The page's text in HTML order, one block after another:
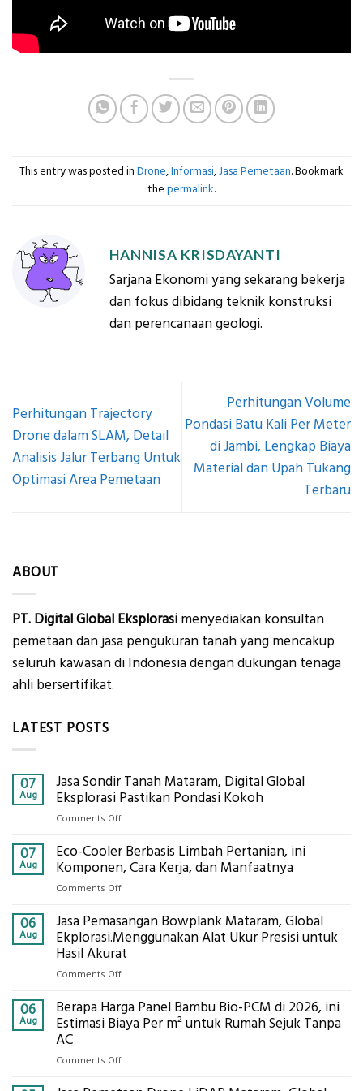
This entry was posted in Drone,Informasi,Jasa Pemetaan. Bookmark
the permalink.
HANNISA KRISDAYANTI
Sarjana Ekonomi yang sekarang bekerja
dan fokus dibidang teknik konstruksi
dan perencanaan geologi.
Perhitungan Trajectory
Drone dalam SLAM, Detail
Analisis Jalur Terbang Untuk
Optimasi Area Pemetaan
Perhitungan Volume
Pondasi Batu Kali Per Meter
di Jambi, Lengkap Biaya
Material dan Upah Tukang
Terbaru
ABOUT
PT. Digital Global Eksplorasi menyediakan konsultan
pemetaan dan jasa pengukuran tanah yang mencakup
seluruh kawasan di Indonesia dengan dukungan tenaga
ahli bersertifikat.
LATEST POSTS
07
Aug
Jasa Sondir Tanah Mataram, Digital Global
Eksplorasi Pastikan Pondasi Kokoh
Comments Offon
Sondir
Tanah
Eksplorasi
Pastikan
Pondasi
Kokoh
07
Aug
Eco-Cooler Berbasis Limbah Pertanian, ini
Komponen, Cara Kerja, dan Manfaatnya
Comments Offon
Cooler
Berbasis
Limbah
Cara
Kerja,
Manfaatnya
06
Aug
Jasa Pemasangan Bowplank Mataram, Global
Ekplorasi.Menggunakan Alat Ukur Presisi untuk
Hasil Akurat
Comments Offon
Pemasangan
Bowplank
06
Aug
Berapa Harga Panel Bambu Bio-PCM di 2026, ini
Estimasi Biaya Per m² untuk Rumah Sejuk Tanpa
AC
Comments Offon